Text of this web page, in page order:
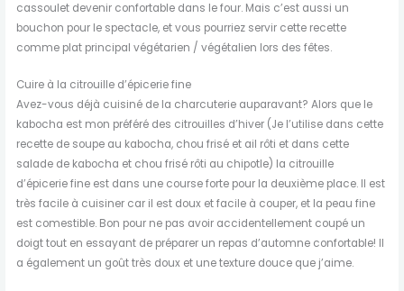
cassoulet devenir confortable dans le four. Mais c’est aussi un
bouchon pour le spectacle, et vous pourriez servir cette recette
comme plat principal végétarien / végétalien lors des fêtes.
Cuire à la citrouille d’épicerie fine
Avez-vous déjà cuisiné de la charcuterie auparavant? Alors que le
kabocha est mon préféré des citrouilles d’hiver (Je l’utilise dans cette
recette de soupe au kabocha, chou frisé et ail rôti et dans cette
salade de kabocha et chou frisé rôti au chipotle) la citrouille
d’épicerie fine est dans une course forte pour la deuxième place. Il est
très facile à cuisiner car il est doux et facile à couper, et la peau fine
est comestible. Bon pour ne pas avoir accidentellement coupé un
doigt tout en essayant de préparer un repas d’automne confortable! Il
a également un goût très doux et une texture douce que j’aime.